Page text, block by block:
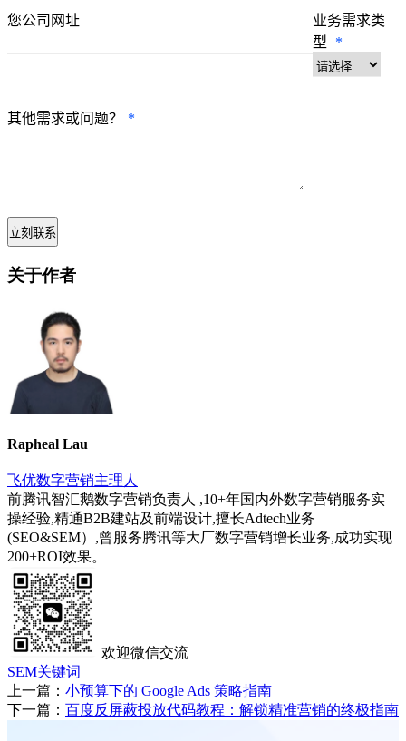
您公司网址
业务需求类
型
*
其他需求或问题？ *
关于作者
Rapheal Lau
飞优数字营销主理人
前腾讯智汇鹅数字营销负责人 ,10+年国内外数字营销服务实
操经验,精通B2B建站及前端设计,擅长Adtech业务
(SEO&SEM）,曾服务腾讯等大厂数字营销增长业务,成功实现
200+ROI效果。
欢迎微信交流
SEM关键词
上一篇： 小预算下的 Google Ads 策略指南
下一篇： 百度反屏蔽投放代码教程：解锁精准营销的终极指南